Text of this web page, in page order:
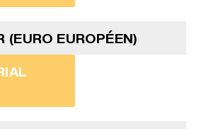
(EURO EUROPÉEN)